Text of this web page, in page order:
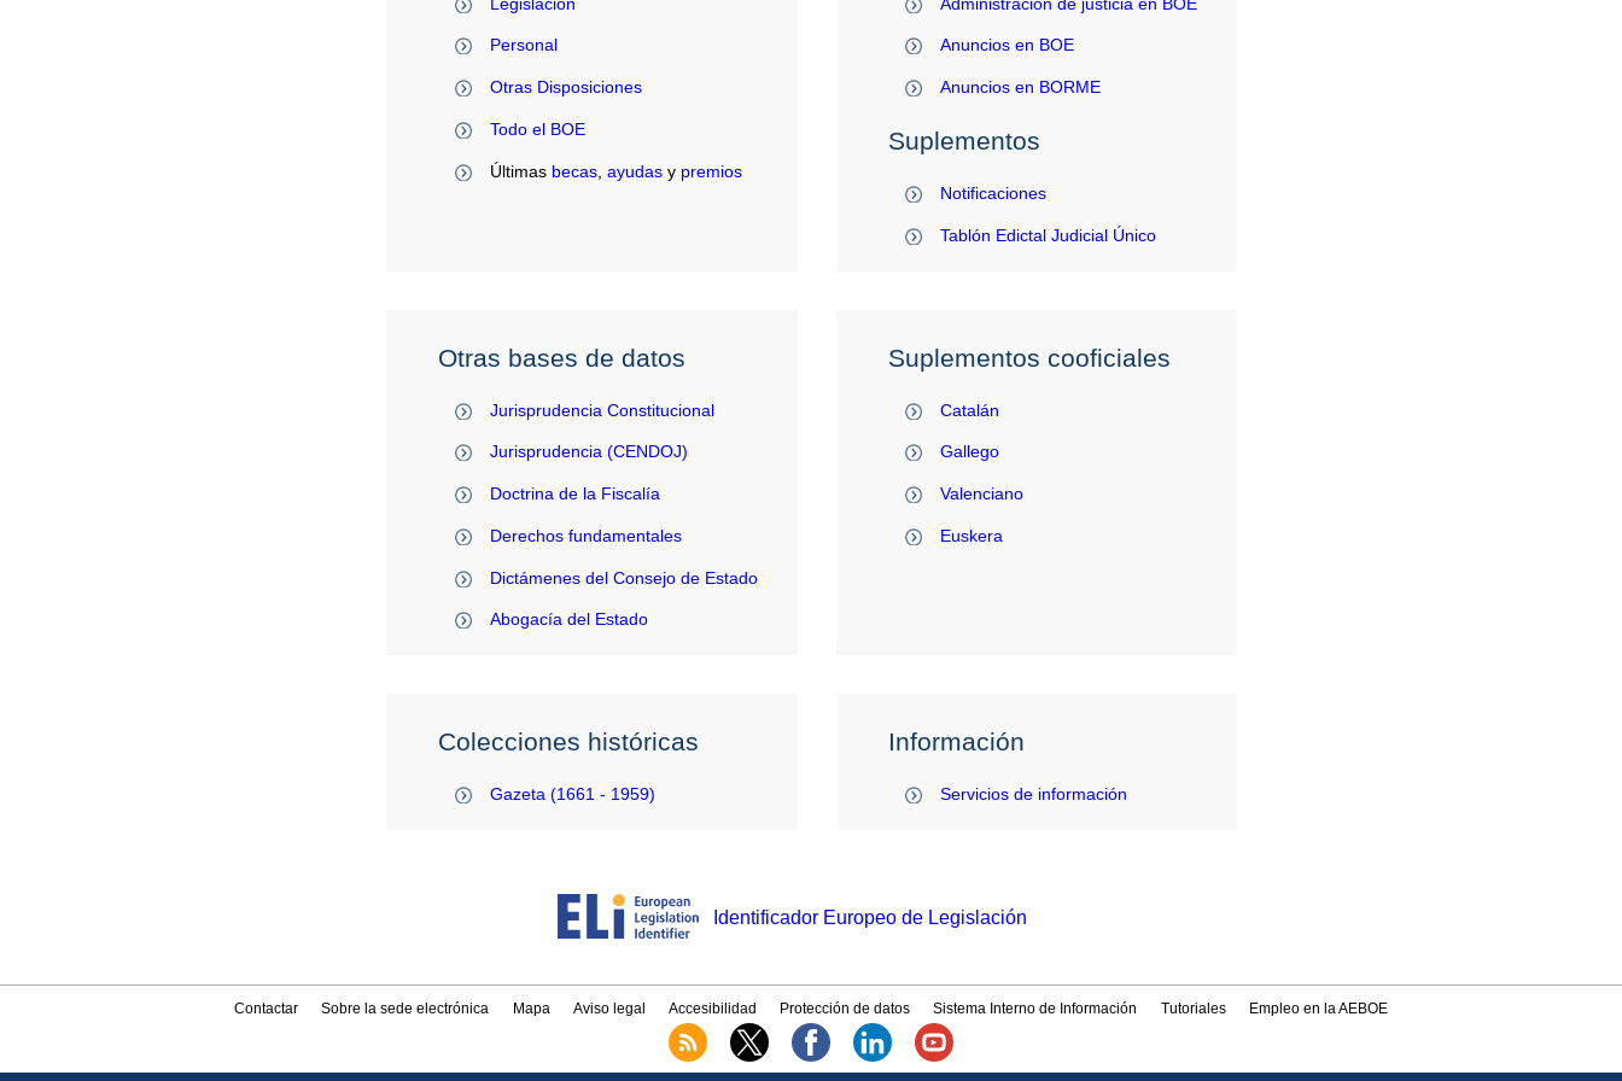
Personal
Otras Disposiciones
Todo el BOE
Últimas becas, ayudasy premios
Anuncios en BOE
Anuncios en BORME
Suplementos
Notificaciones
Tablón Edictal Judicial Único
Otras bases de datos
Jurisprudencia Constitucional
Jurisprudencia (CENDOJ)
Doctrina de la Fiscalía
Derechos fundamentales
Dictámenes del Consejo de Estado
Abogacía del Estado
Suplementos cooficiales
Catalán
Gallego
Valenciano
Euskera
Colecciones históricas
Gazeta (1661 - 1959)
Información
Servicios de información
Identificador Europeo de Legislación
Contactar Sobre la sede electrónica Mapa Aviso legal Accesibilidad Protección de datos Sistema Interno de Información Tutoriales Empleo en la AEBOE